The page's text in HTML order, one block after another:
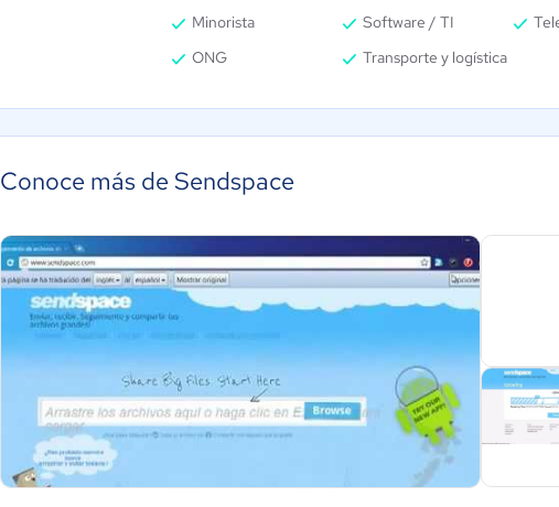
Minorista Software / TI
ONG
Transporte y logística
Conoce más de Sendspace